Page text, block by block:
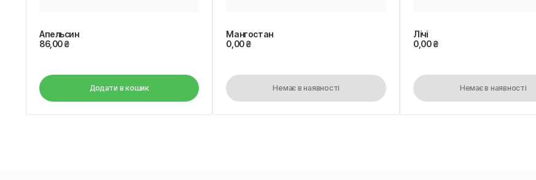
Апельсин
86,00₴
Додати в кошик
Мангостан
0,00₴
Немає в наявності
Лічі
0,00₴
Немає в наявності